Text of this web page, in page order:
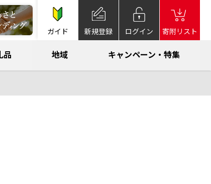
ガイド 新規登録 ログイン 寄附リスト
品 地域 キャンペーン・特集